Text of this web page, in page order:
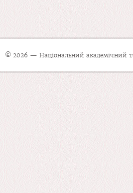
© 2026 — Національний академічний